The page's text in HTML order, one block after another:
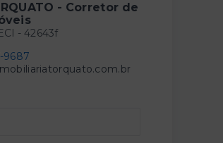
- Corretor de
- 42643f
9687